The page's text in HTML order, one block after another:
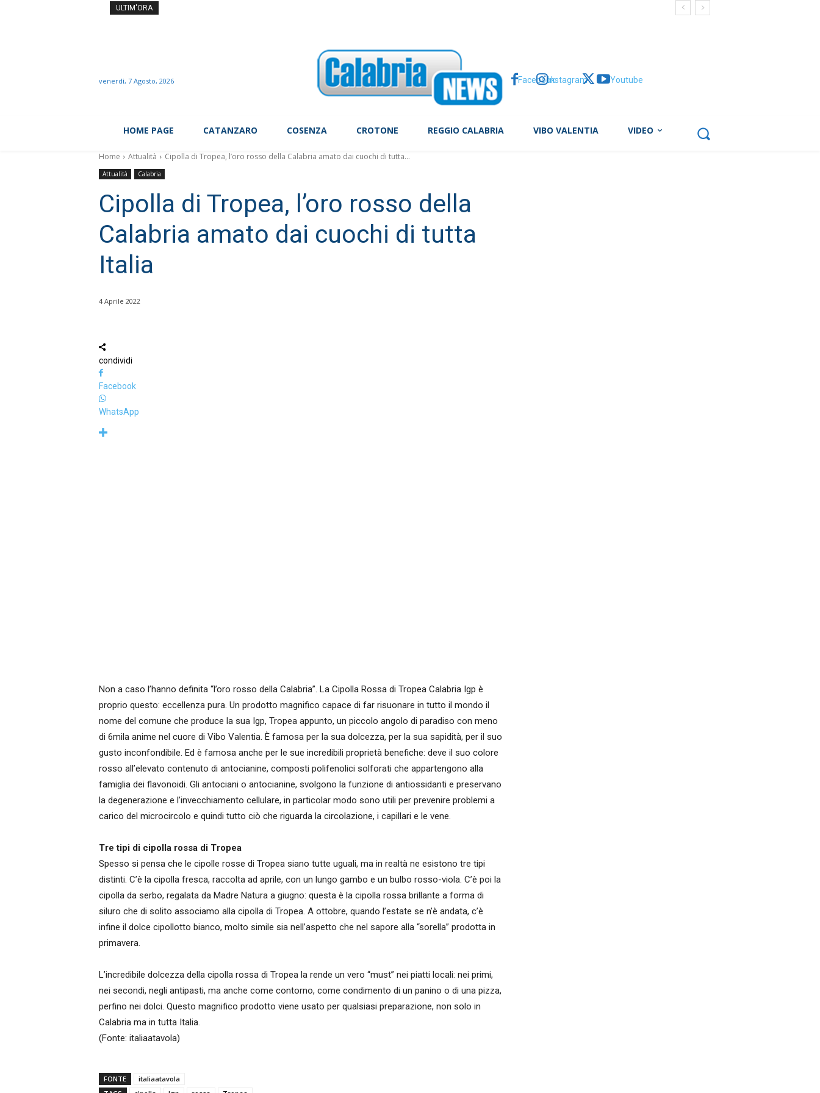
ULTIM'ORA
venerdì, 7 Agosto, 2026 FacebookInstagram X Youtube
HOME PAGE CATANZARO COSENZA CROTONE REGGIO CALABRIA VIBO VALENTIA VIDEO
Home Attualità Cipolla di Tropea, l’oro rosso della Calabria amato dai cuochi di tutta...
Attualità Calabria
Cipolla di Tropea, l’oro rosso della
Calabria amato dai cuochi di tutta
Italia
4 Aprile 2022
condividi
Facebook
WhatsApp
Non a caso l’hanno definita “l’oro rosso della Calabria”. La Cipolla Rossa di Tropea Calabria Igp è
proprio questo: eccellenza pura. Un prodotto magnifico capace di far risuonare in tutto il mondo il
nome del comune che produce la sua Igp, Tropea appunto, un piccolo angolo di paradiso con meno
di 6mila anime nel cuore di Vibo Valentia. È famosa per la sua dolcezza, per la sua sapidità, per il suo
gusto inconfondibile. Ed è famosa anche per le sue incredibili proprietà benefiche: deve il suo colore
rosso all’elevato contenuto di antocianine, composti polifenolici solforati che appartengono alla
famiglia dei flavonoidi. Gli antociani o antocianine, svolgono la funzione di antiossidanti e preservano
la degenerazione e l’invecchiamento cellulare, in particolar modo sono utili per prevenire problemi a
carico del microcircolo e quindi tutto ciò che riguarda la circolazione, i capillari e le vene.
Tre tipi di cipolla rossa di Tropea
Spesso si pensa che le cipolle rosse di Tropea siano tutte uguali, ma in realtà ne esistono tre tipi
distinti. C’è la cipolla fresca, raccolta ad aprile, con un lungo gambo e un bulbo rosso-viola. C’è poi la
cipolla da serbo, regalata da Madre Natura a giugno: questa è la cipolla rossa brillante a forma di
siluro che di solito associamo alla cipolla di Tropea. A ottobre, quando l’estate se n’è andata, c’è
infine il dolce cipollotto bianco, molto simile sia nell’aspetto che nel sapore alla “sorella” prodotta in
primavera.
L’incredibile dolcezza della cipolla rossa di Tropea la rende un vero “must” nei piatti locali: nei primi,
nei secondi, negli antipasti, ma anche come contorno, come condimento di un panino o di una pizza,
perfino nei dolci. Questo magnifico prodotto viene usato per qualsiasi preparazione, non solo in
Calabria ma in tutta Italia.
(Fonte: italiaatavola)
FONTE
italiaatavola